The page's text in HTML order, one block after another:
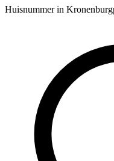
Huisnummer in